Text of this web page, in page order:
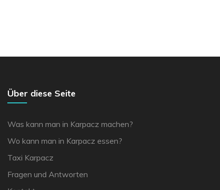
Über diese Seite
Was kann man in Karpacz machen?
Wo kann man in Karpacz essen?
Taxi Karpacz
Fragen und Antworten